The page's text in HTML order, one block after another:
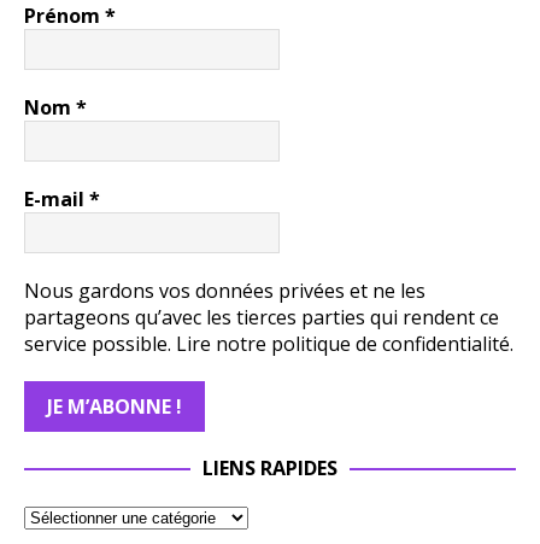
Prénom *
Nom *
E-mail *
Nous gardons vos données privées et ne les
partageons qu’avec les tierces parties qui rendent ce
service possible. Lire notre politique de confidentialité.
LIENS RAPIDES